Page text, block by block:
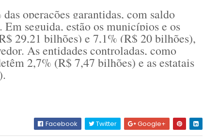
operações garantidas, com saldo
seguida, estão os municípios e os
29,21 bilhões) e 7,1% (R$ 20 bilhões),
As entidades controladas, como
2,7% (R$ 7,47 bilhões) e as estatais
Facebook Twitter Google+